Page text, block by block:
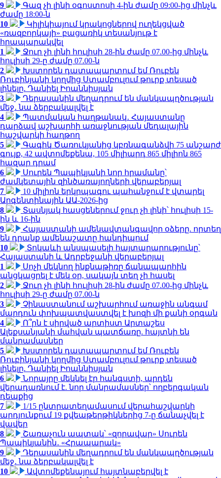
9
Գազ չի լինի օգոստոսի 4-ին ժամը 09:00-ից մինչև
ժամը 18:00-ն
10
Կիլիկիայում կրակոցներով ուղեկցված
«ռազբորկայի» բացառիկ տեսանյութ է
հրապարակվել
1
Ջուր չի լինի հուլիսի 28-ին ժամը 07.00-ից մինչև
հուլիսի 29-ը ժամը 07.00-ն
2
Խստորեն դատապարտում եմ Ռուբեն
Ռուբինյանի կողմից Ստամբուլում թուրք տեսած
լինելը. Դանիել Իոաննիսյան
3
Դերասանին մեղադրում են մանկապղծության
մեջ․ նա ձերբակալվել է
4
Պատմական հաղթանակ․ Հայաստանը
դարձավ աշխարհի առաջնության մեդալային
հաշվարկի հաղթող
5
Գագիկ Ծառուկյանից կբռնագանձվի 75 անշարժ
գույք, 42 ավտոմեքենա, 105 միլիարդ 865 միլիոն 865
հազար դրամ
6
Սուրեն Պապիկյանի նոր հրամանը՝
ժամկետային զինծառայողների վերաբերյալ
7
10 միլիոն երկրպագու պահանջում է վտարել
Արգենտինային ԱԱ-2026-ից
8
Տասնյակ հասցեներում ջուր չի լինի՝ հուլիսի 15-
ին և 16-ին
9
Հայաստանի ամենավտանգավոր օձերը. որտեղ
են դրանք ամենաշատը հանդիպում
10
Տոկաևի անսպասելի հայտարարությունը՝
Հայաստանի և Ադրբեջանի վերաբերյալ
1
Սոչի մեկնող ինքնաթիռը ճանապարհին
անցկացրել է մեկ օր, սակայն տեղ չի հասել
2
Ջուր չի լինի հուլիսի 28-ին ժամը 07.00-ից մինչև
հուլիսի 29-ը ժամը 07.00-ն
3
Չինաստանում աշխարհում առաջին անգամ
մարդուն փոխպատվաստվել է խոզի մի քանի օրգան
4
Ո՞րն է սիրված արտիստ Արտաշես
Ալեքսանյանի մահվան պատճառը. հայտնի են
մանրամասներ
5
Խստորեն դատապարտում եմ Ռուբեն
Ռուբինյանի կողմից Ստամբուլում թուրք տեսած
լինելը. Դանիել Իոաննիսյան
6
Նորայրը մեկնել էր հանգստի, արդեն
վերադառնում է. նոր մանրամասներ՝ ողբերգական
դեպքից
7
1/15 ընտրատեղամասում վերահաշվարկի
արդյունքում 19 քվեաթերթիկներից 7-ը ճանաչվել է
վավեր
8
Շառաչուն ապտակ՝ «զորավար» Սուրեն
Պապիկյանին․ «Հրապարակ»
9
Դերասանին մեղադրում են մանկապղծության
մեջ․ նա ձերբակալվել է
10
Ավտոմեքենայում հայտնաբերվել է